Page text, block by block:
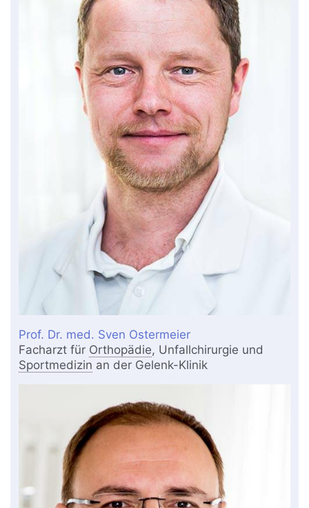
Prof. Dr. med. Sven Ostermeier
Facharzt für Orthopädie, Unfallchirurgie und
Sportmedizin an der Gelenk-Klinik